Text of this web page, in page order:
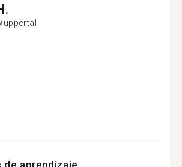
de aprendizaje